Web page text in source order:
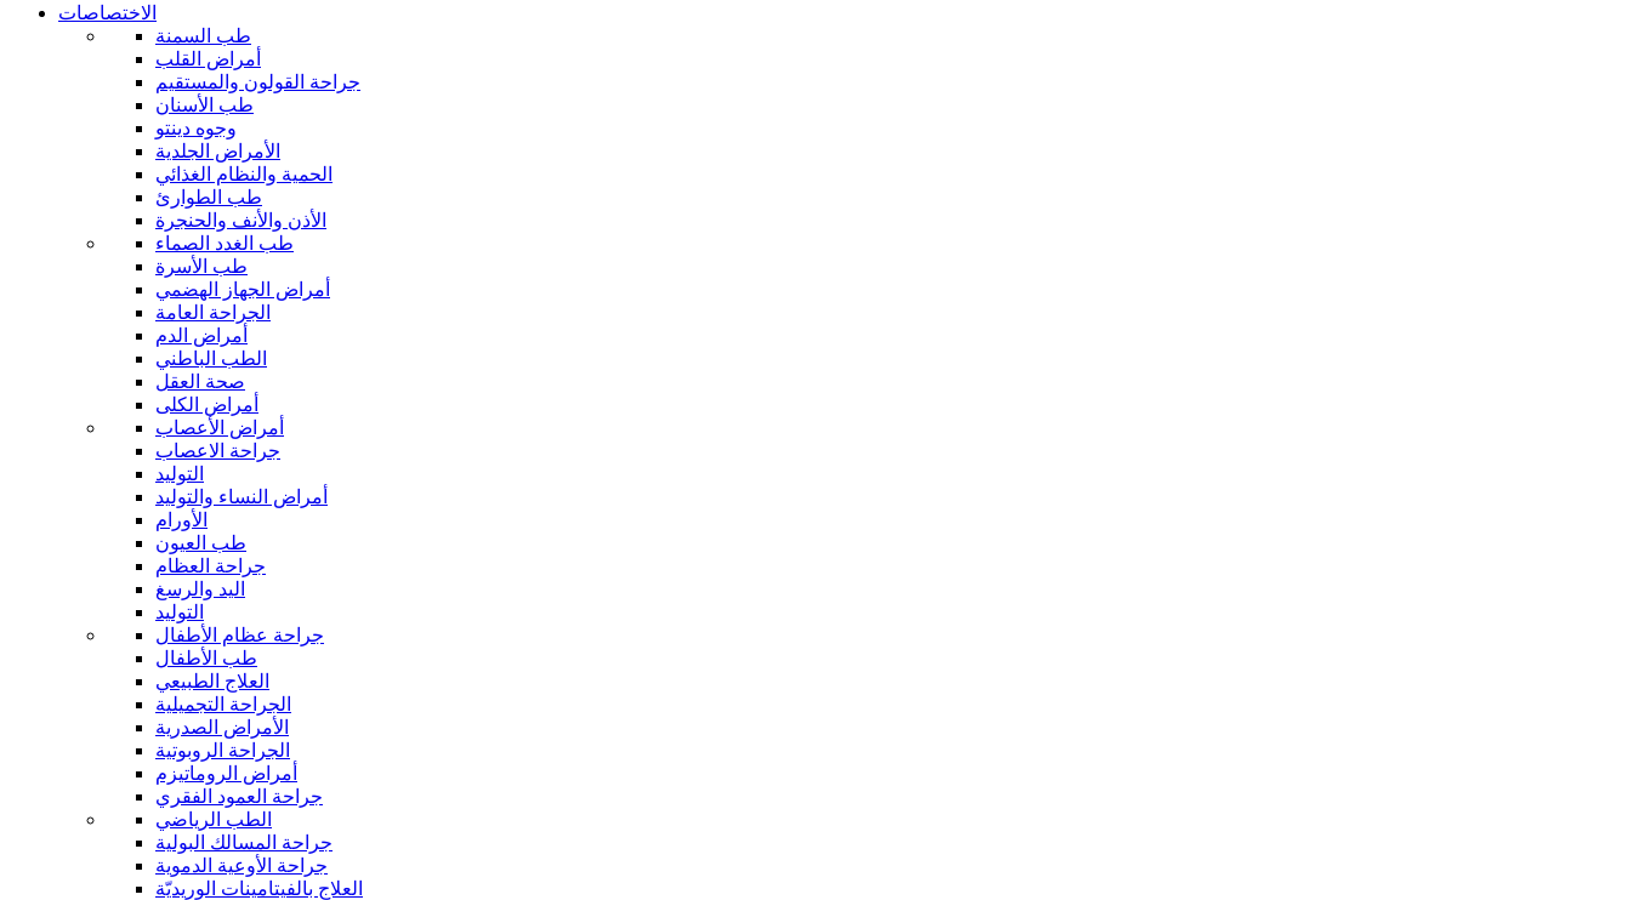
الاختصاصات
طب السمنة
أمراض القلب
جراحة القولون والمستقيم
طب الأسنان
وجوه دينتو
الأمراض الجلدية
الحمية والنظام الغذائي
طب الطوارئ
الأذن والأنف والحنجرة
طب الغدد الصماء
طب الأسرة
أمراض الجهاز الهضمي
الجراحة العامة
أمراض الدم
الطب الباطني
صحة العقل
أمراض الكلى
أمراض الأعصاب
جراحة الاعصاب
التوليد
أمراض النساء والتوليد
الأورام
طب العيون
جراحة العظام
اليد والرسغ
التوليد
جراحة عظام الأطفال
طب الأطفال
العلاج الطبيعي
الجراحة التجميلية
الأمراض الصدرية
الجراحة الروبوتية
أمراض الروماتيزم
جراحة العمود الفقري
الطب الرياضي
جراحة المسالك البولية
جراحة الأوعية الدموية
العلاج بالفيتامينات الوريديّة